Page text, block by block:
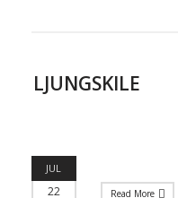
LJUNGSKILE
JUL
22 Read More